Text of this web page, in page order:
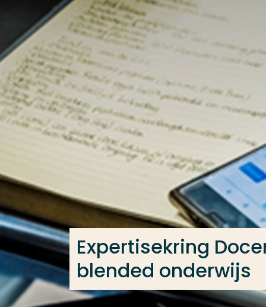
Ga direct naar de content
Expertisekring
blended onderwijs
Veel gezocht
Opleiding
Contact